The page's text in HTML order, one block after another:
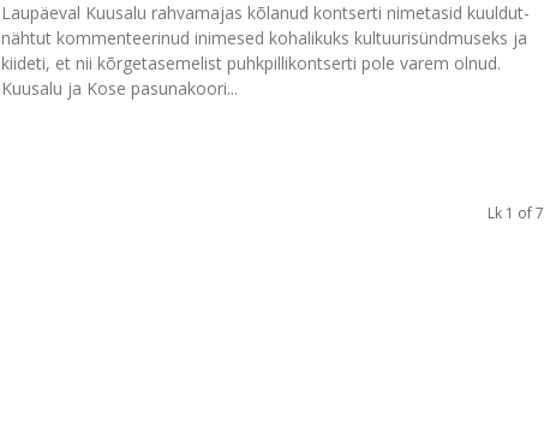
Laupäeval Kuusalu rahvamajas kõlanud kontserti nimetasid kuuldut-
nähtut kommenteerinud inimesed kohalikuks kultuurisündmuseks ja
kiideti, et nii kõrgetasemelist puhkpillikontserti pole varem olnud.
Kuusalu ja Kose pasunakoori...
Lk 1 of 7